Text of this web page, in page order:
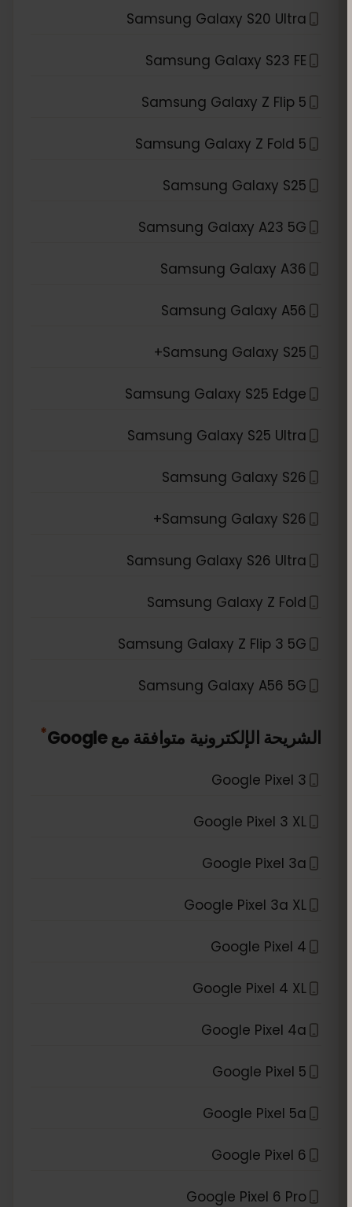
Samsung Galaxy S20 Ultra
Samsung Galaxy S23 FE
Samsung Galaxy Z Flip 5
Samsung Galaxy Z Fold 5
Samsung Galaxy S25
Samsung Galaxy A23 5G
Samsung Galaxy A36
Samsung Galaxy A56
Samsung Galaxy S25+
Samsung Galaxy S25 Edge
Samsung Galaxy S25 Ultra
Samsung Galaxy S26
Samsung Galaxy S26+
Samsung Galaxy S26 Ultra
Samsung Galaxy Z Fold
Samsung Galaxy Z Flip 3 5G
Samsung Galaxy A56 5G
الشريحة الإلكترونية متوافقة معGoogle
*
Google Pixel 3
Google Pixel 3 XL
Google Pixel 3a
Google Pixel 3a XL
Google Pixel 4
Google Pixel 4 XL
Google Pixel 4a
Google Pixel 5
Google Pixel 5a
Google Pixel 6
Google Pixel 6 Pro